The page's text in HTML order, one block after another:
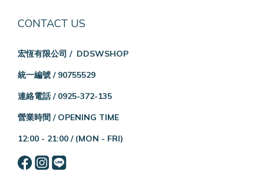
CONTACT US
宏恆有限公司 / DDSWSHOP
統一編號 / 90755529
連絡電話 / 0925-372-135
營業時間 / OPENING TIME
12:00 - 21:00 / (MON - FRI)